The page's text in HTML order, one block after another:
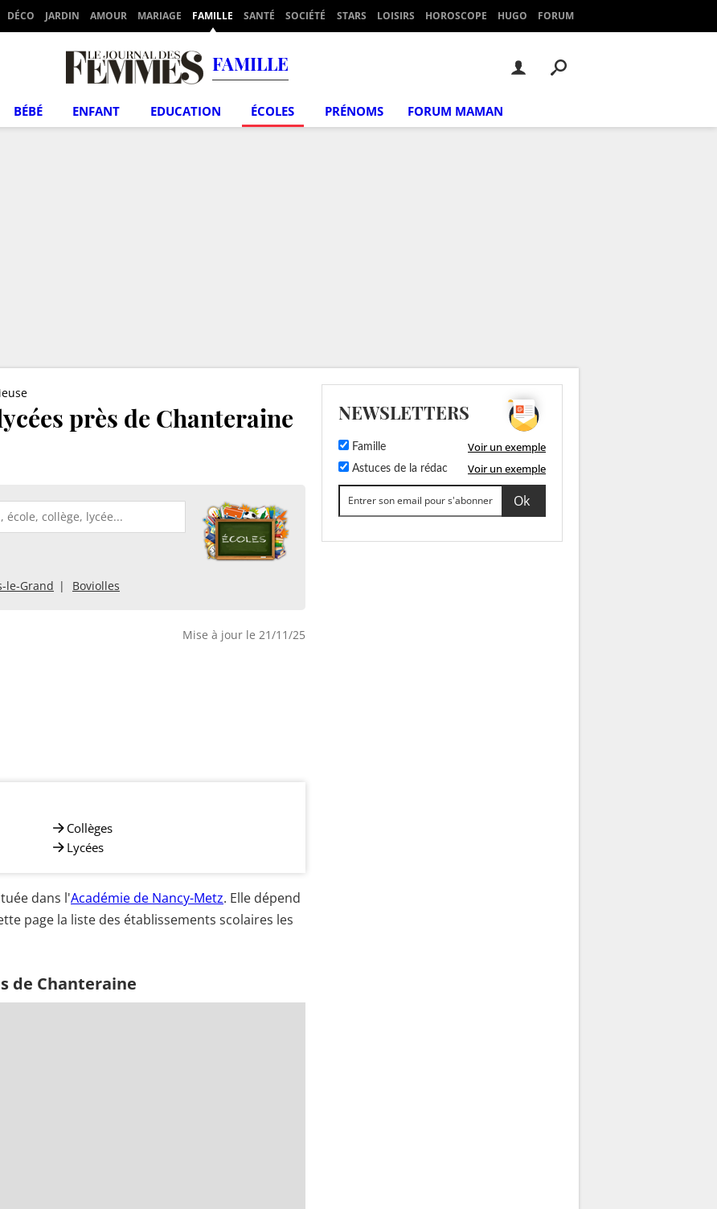
DÉCO JARDIN AMOUR MARIAGE FAMILLE SANTÉ SOCIÉTÉ STARS LOISIRS HOROSCOPE HUGO FORUM
FAMILLE
BÉBÉ ENFANT EDUCATION ÉCOLES PRÉNOMS FORUM MAMAN
près de Chanteraine
le-Grand Boviolles
Mise à jour le 21/11/25
Collèges
Lycées
dans l'Académie de Nancy-Metz. Elle dépend
page la liste des établissements scolaires les
de Chanteraine
NEWSLETTERS
Famille Voir un exemple
Astuces de la rédac Voir un exemple